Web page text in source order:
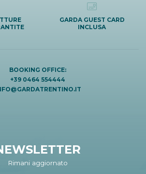
GARDA GUEST CARD
INCLUSA
BOOKING OFFICE:
+39 0464 554444
Rimani aggiornato